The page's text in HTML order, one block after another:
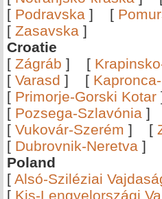
[ Podravska ] [
[ Zasavska ]
Croatie
[ Zágráb ] [
[ Varasd ] [
[ Primorje-Gorski Kotar
[ Pozsega-Szlavónia ]
[ Vukovár-Szerém ] [
[ Dubrovnik-Neretva ]
Poland
[ Alsó-Sziléziai
[ Kis-Lengyelországi